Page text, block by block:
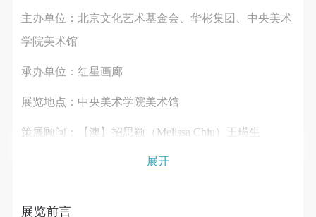
主办单位：北京文化艺术基金会、华彬集团、中央美术
学院美术馆
承办单位：红星画廊
展览地点：中央美术学院美术馆
策展顾问：【澳】招思颖（Melissa Chiu）王璜生
展开
展览前言
备以人为本、团结友爱、互相帮助和助人为乐的良好
第三条
参加本次活动人员应该是成年人（具有完全民事行为
同下参观。
第四条
励参加者自行购买人身安全保险。活动中一旦出现事
事故的任何责任，但有互相援助的义务。参加活动的
备以人为本、团结友爱、互相帮助和助人为乐的良好
第三条
参加本次活动人员应该是成年人（具有完全民事行为
同下参观。
第四条
励参加者自行购买人身安全保险。活动中一旦出现事
事故的任何责任，但有互相援助的义务。参加活动的
备以人为本、团结友爱、互相帮助和助人为乐的良好
第三条
参加本次活动人员应该是成年人（具有完全民事行为
同下参观。
第四条
励参加者自行购买人身安全保险。活动中一旦出现事
事故的任何责任，但有互相援助的义务。参加活动的